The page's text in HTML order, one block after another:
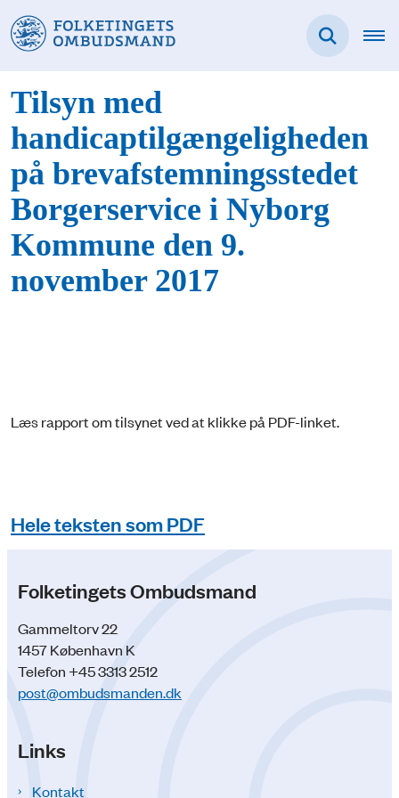
Tilsyn med
handicaptilgængeligheden
på brevafstemningsstedet
Borgerservice i Nyborg
Kommune den 9.
november 2017
Læs rapport om tilsynet ved at klikke på PDF-linket.
Hele teksten som PDF
Folketingets Ombudsmand
Gammeltorv 22
1457 København K
Telefon +45 3313 2512
post@ombudsmanden.dk
Links
Kontakt